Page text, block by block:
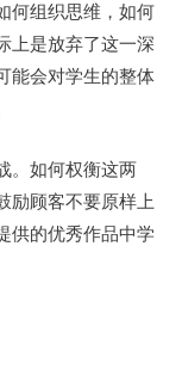
何组织思维，如何
上是放弃了这一深
能会对学生的整体
。如何权衡这两
励顾客不要原样上
供的优秀作品中学